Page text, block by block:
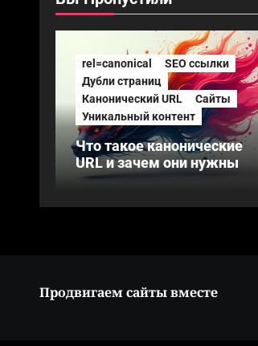
rel=canonical
SEO ссылки
Дубли страниц
Канонический URL
Сайты
Уникальный контент
Что такое канонические
URL и зачем они нужны
Продвигаем сайты вместе